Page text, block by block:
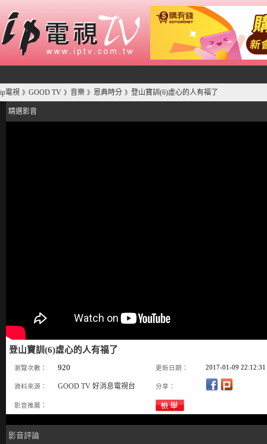
ip電視 》 GOOD TV 》 音樂 》 恩典時分 》 登山寶訓(6)虛心的人有福了
精選影音
登山寶訓(6)虛心的人有福了
瀏覽次數： 920 更新日期： 2017-01-09 22:12:31
資料來源： GOOD TV 好消息電視台 分享：
影音推薦：
影音評論